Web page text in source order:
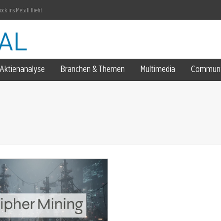
ins Metall flieht
gesichert
Aktienanalyse Branchen & Themen Multimedia